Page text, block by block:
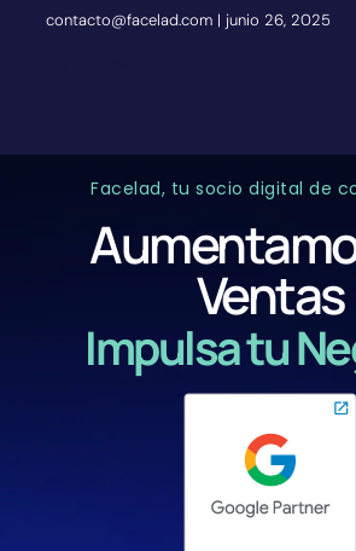
contacto@facelad.com junio 26, 2025
Facelad, tu socio digital de
Ventas
Impulsa tu